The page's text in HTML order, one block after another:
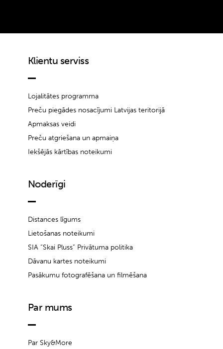
Klientu serviss
Lojalitātes programma
Preču piegādes nosacījumi Latvijas teritorijā
Apmaksas veidi
Preču atgriešana un apmaiņa
Iekšējās kārtības noteikumi
Noderīgi
Distances līgums
Lietošanas noteikumi
SIA “Skai Pluss” Privātuma politika
Dāvanu kartes noteikumi
Pasākumu fotografēšana un filmēšana
Par mums
Par Sky&More